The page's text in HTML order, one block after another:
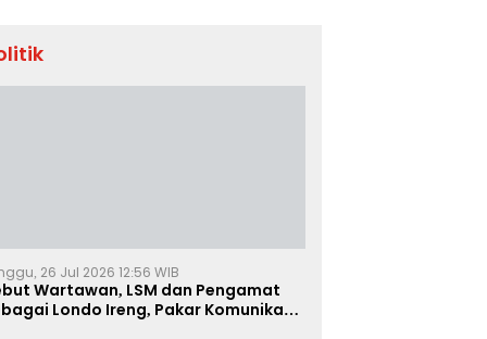
26 Jul 2026 12:56 WIB
Wartawan, LSM dan Pengamat
Londo Ireng, Pakar Komunikasi: